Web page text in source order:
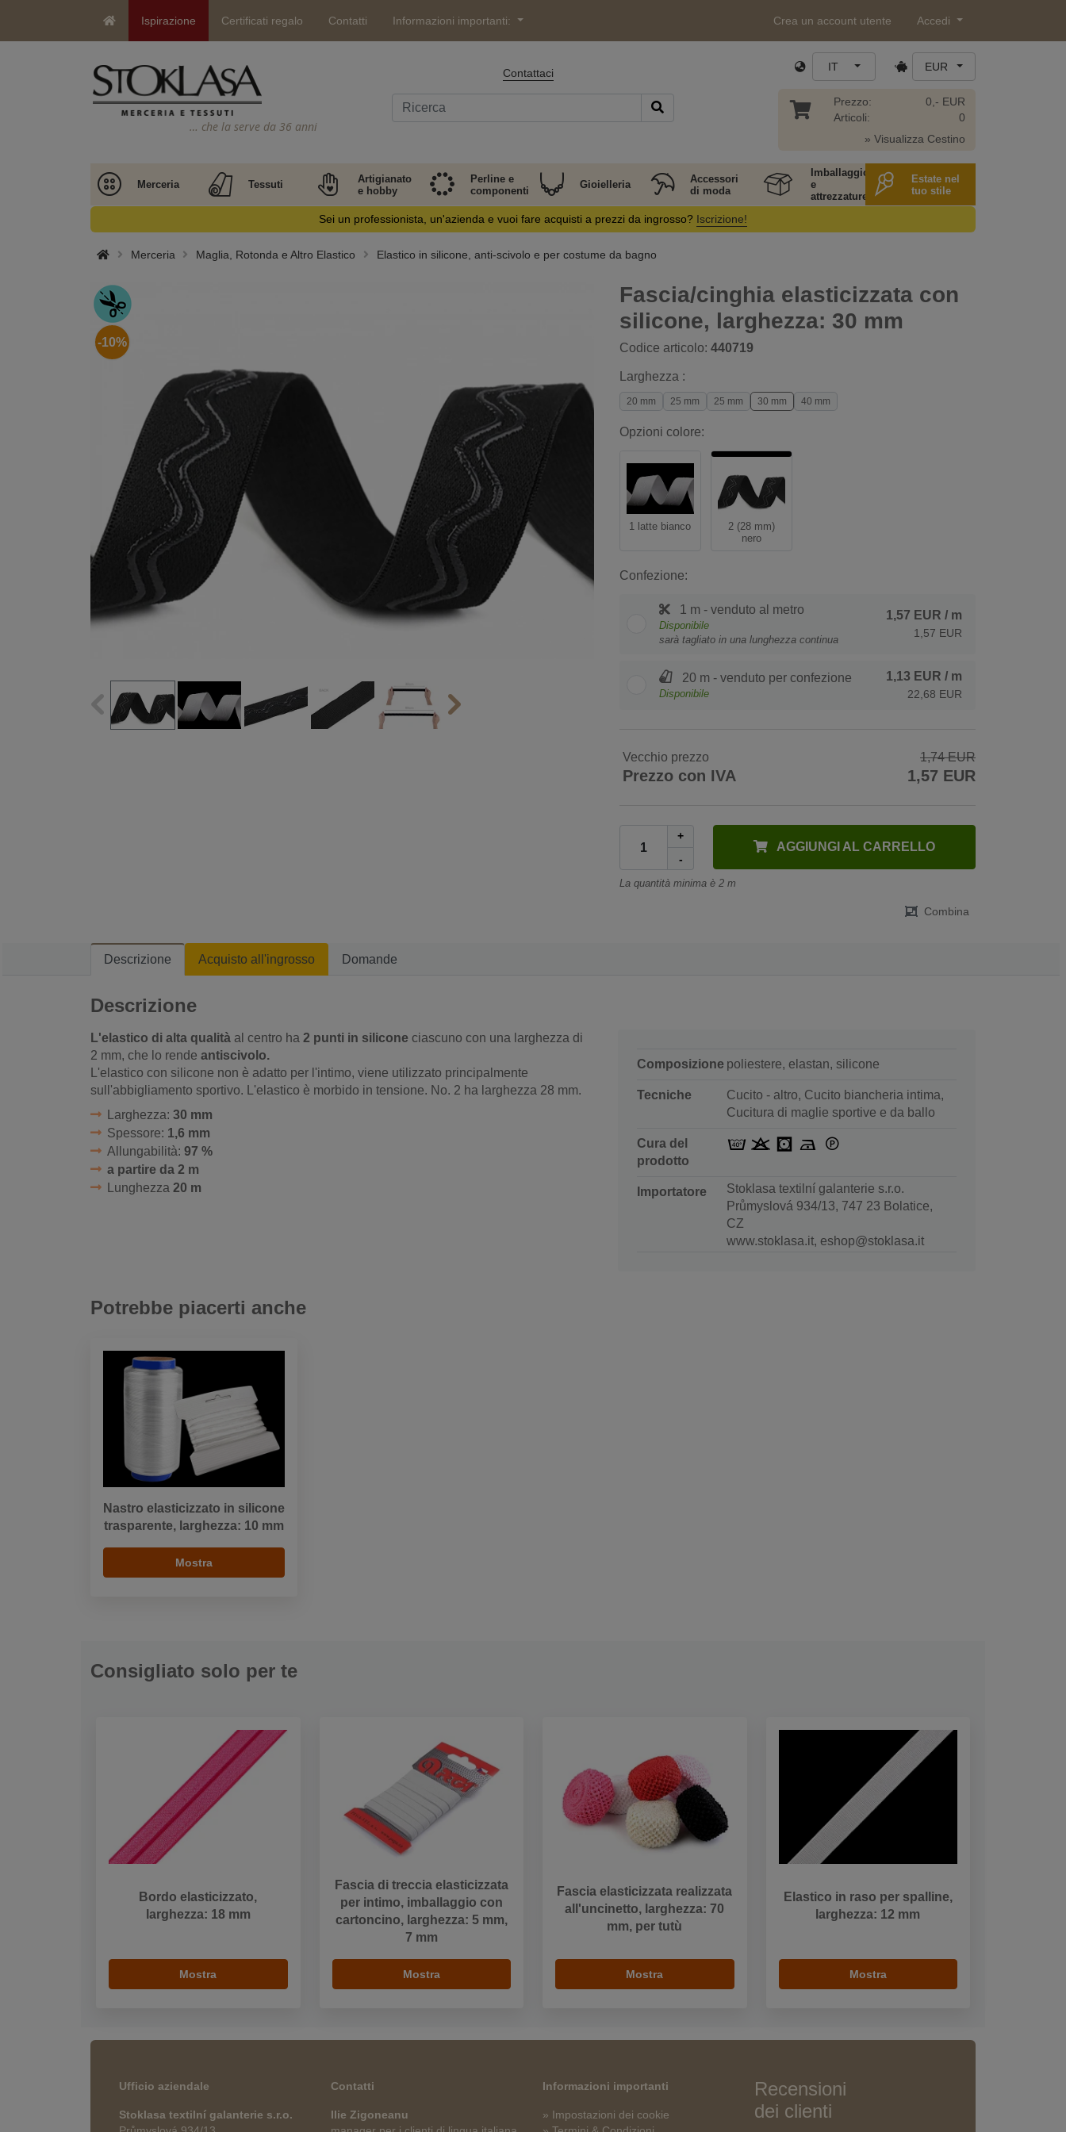
Ispirazione Certificati regalo Contatti Informazioni importanti: Crea un account utente Accedi
… che la serve da 36 anni
Contattaci IT EUR
Prezzo:
Articoli:
0,- EUR
0
» Visualizza Cestino
Merceria Tessuti
Artigianato
e hobby
Perline e
componenti
Gioielleria
Accessori
di moda
Imballaggio
e
attrezzature
Estate nel
tuo stile
Sei un professionista, un'azienda e vuoi fare acquisti a prezzi da ingrosso? Iscrizione!
Merceria Maglia, Rotonda e Altro Elastico Elastico in silicone, anti-scivolo e per costume da bagno
Fascia/cinghia elasticizzata con
silicone, larghezza: 30 mm
Codice articolo: 440719
-10%
Larghezza :
20 mm 25 mm 25 mm 30 mm 40 mm
Opzioni colore:
1 latte bianco
2 (28 mm)
nero
Confezione:
1 m - venduto al metro
Disponibile
sarà tagliato in una lunghezza continua
1,57 EUR / m
1,57 EUR
20 m - venduto per confezione
Disponibile
1,13 EUR / m
22,68 EUR
Vecchio prezzo 1,74 EUR
Prezzo con IVA 1,57 EUR
+
-
AGGIUNGI AL CARRELLO
La quantità minima è 2 m
Combina
Descrizione Acquisto all'ingrosso Domande
Descrizione
L'elastico di alta qualità al centro ha 2 punti in silicone ciascuno con una larghezza di
2 mm, che lo rende antiscivolo.
L'elastico con silicone non è adatto per l'intimo, viene utilizzato principalmente
sull'abbigliamento sportivo. L'elastico è morbido in tensione. No. 2 ha larghezza 28 mm.
Larghezza: 30 mm
Spessore: 1,6 mm
Allungabilità: 97 %
a partire da 2 m
Lunghezza 20 m
Composizione poliestere, elastan, silicone
Tecniche
Cucito - altro, Cucito biancheria intima,
Cucitura di maglie sportive e da ballo
Cura del
prodotto
Importatore
Stoklasa textilní galanterie s.r.o.
Průmyslová 934/13, 747 23 Bolatice,
CZ
www.stoklasa.it, eshop@stoklasa.it
Potrebbe piacerti anche
Nastro elasticizzato in silicone
trasparente, larghezza: 10 mm
Mostra
Consigliato solo per te
Bordo elasticizzato,
larghezza: 18 mm
Mostra
Fascia di treccia elasticizzata
per intimo, imballaggio con
cartoncino, larghezza: 5 mm,
7 mm
Mostra
Fascia elasticizzata realizzata
all'uncinetto, larghezza: 70
mm, per tutù
Mostra
Elastico in raso per spalline,
larghezza: 12 mm
Mostra
Ufficio aziendale
Stoklasa textilní galanterie s.r.o.
Contatti
Ilie Zigoneanu
Informazioni importanti
» Impostazioni dei cookie
Recensioni
dei clienti